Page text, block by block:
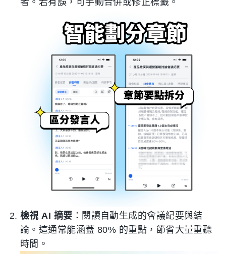
檢視 AI 摘要 ：閱讀自動生成的會議紀要與結
論。這通常能涵蓋 80% 的重點，節省大量重聽
時間。